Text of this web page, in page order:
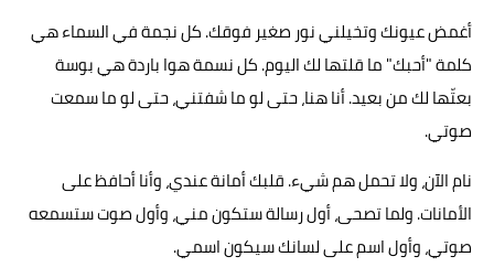
أغمض عيونك وتخيلني نور صغير فوقك. كل نجمة في السماء هي
كلمة "أحبك" ما قلتها لك اليوم. كل نسمة هوا باردة هي بوسة
بعتّها لك من بعيد. أنا هنا، حتى لو ما شفتني، حتى لو ما سمعت
صوتي.
نام الآن، ولا تحمل هم شيء. قلبك أمانة عندي، وأنا أحافظ على
الأمانات. ولما تصحى، أول رسالة ستكون مني، وأول صوت ستسمعه
صوتي، وأول اسم على لسانك سيكون اسمي.